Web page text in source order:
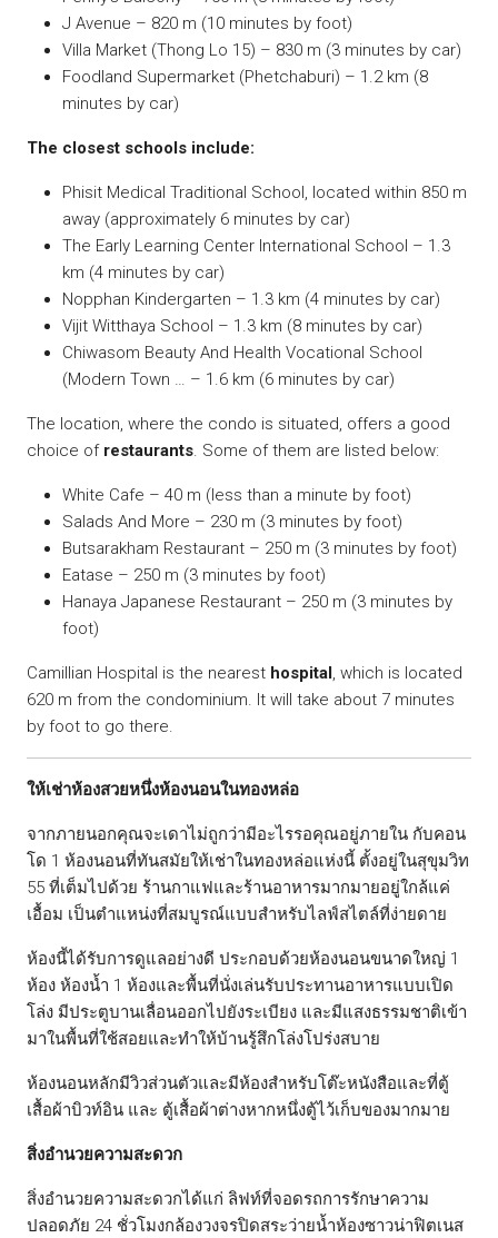
J Avenue – 820 m (10 minutes by foot)
Villa Market (Thong Lo 15) – 830 m (3 minutes by car)
Foodland Supermarket (Phetchaburi) – 1.2 km (8
minutes by car)
The closest schools include:
Phisit Medical Traditional School, located within 850 m
away (approximately 6 minutes by car)
The Early Learning Center International School – 1.3
km (4 minutes by car)
Nopphan Kindergarten – 1.3 km (4 minutes by car)
Vijit Witthaya School – 1.3 km (8 minutes by car)
Chiwasom Beauty And Health Vocational School
(Modern Town … – 1.6 km (6 minutes by car)
The location, where the condo is situated, offers a good
choice of restaurants. Some of them are listed below:
White Cafe – 40 m (less than a minute by foot)
Salads And More – 230 m (3 minutes by foot)
Butsarakham Restaurant – 250 m (3 minutes by foot)
Eatase – 250 m (3 minutes by foot)
Hanaya Japanese Restaurant – 250 m (3 minutes by
foot)
Camillian Hospital is the nearest hospital, which is located
620 m from the condominium. It will take about 7 minutes
by foot to go there.
ให้เช่าห้องสวยหนึ่งห้องนอนในทองหล่อ
จากภายนอกคุณจะเดาไม่ถูกว่ามีอะไรรอคุณอยู่ภายใน กับคอน
โด 1 ห้องนอนที่ทันสมัยให้เช่าในทองหล่อแห่งนี้ ตั้งอยู่ในสุขุมวิท
55 ที่เต็มไปด้วย ร้านกาแฟและร้านอาหารมากมายอยู่ใกล้แค่
เอื้อม เป็นตำแหน่งที่สมบูรณ์แบบสำหรับไลฟ์สไตล์ที่ง่ายดาย
ห้องนี้ได้รับการดูแลอย่างดี ประกอบด้วยห้องนอนขนาดใหญ่ 1
ห้อง ห้องน้ำ 1 ห้องและพื้นที่นั่งเล่นรับประทานอาหารแบบเปิด
โล่ง มีประตูบานเลื่อนออกไปยังระเบียง และมีแสงธรรมชาติเข้า
มาในพื้นที่ใช้สอยและทำให้บ้านรู้สึกโล่งโปร่งสบาย
ห้องนอนหลักมีวิวส่วนตัวและมีห้องสำหรับโต๊ะหนังสือและที่ตู้
เสื้อผ้าบิวท์อิน และ ตู้เสื้อผ้าต่างหากหนึ่งตู้ไว้เก็บของมากมาย
สิ่งอำนวยความสะดวก
สิ่งอำนวยความสะดวกได้แก่ ลิฟท์ที่จอดรถการรักษาความ
ปลอดภัย 24 ชั่วโมงกล้องวงจรปิดสระว่ายน้ำห้องซาวน่าฟิตเนส